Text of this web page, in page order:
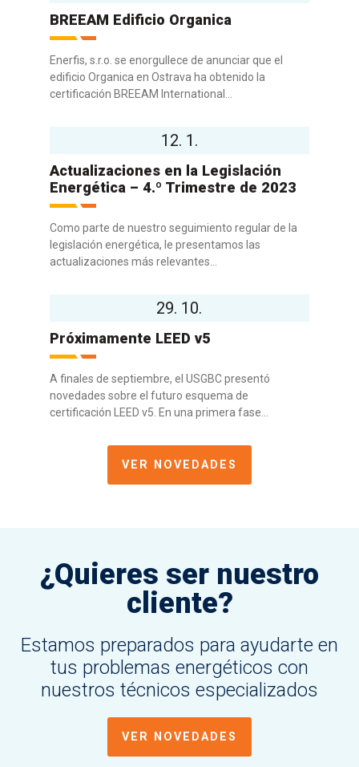
BREEAM Edificio Organica
Enerfis, s.r.o. se enorgullece de anunciar que el
edificio Organica en Ostrava ha obtenido la
certificación BREEAM International...
12. 1.
Actualizaciones en la Legislación
Energética – 4.º Trimestre de 2023
Como parte de nuestro seguimiento regular de la
legislación energética, le presentamos las
actualizaciones más relevantes...
29. 10.
Próximamente LEED v5
A finales de septiembre, el USGBC presentó
novedades sobre el futuro esquema de
certificación LEED v5. En una primera fase...
VER NOVEDADES
¿Quieres ser nuestro
cliente?
Estamos preparados para ayudarte en
tus problemas energéticos con
nuestros técnicos especializados
VER NOVEDADES